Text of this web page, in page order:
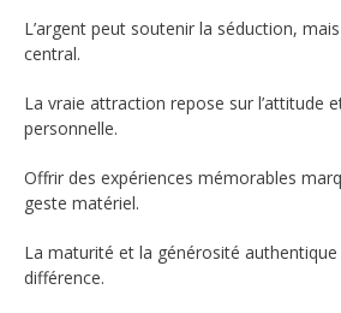
L’argent peut soutenir la séduction,
central.
La vraie attraction repose sur l’attitude
personnelle.
Offrir des expériences mémorables
geste matériel.
La maturité et la générosité
différence.